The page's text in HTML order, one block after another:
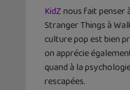
KidZnous fait penser
Stranger Things à
culture pop est bien
on apprécie
quand à la
rescapées.